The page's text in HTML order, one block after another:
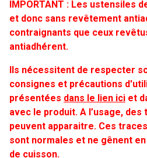
IMPORTANT : Les ustensiles
et donc sans revêtement
contraignants que ceux
antiadhérent.
Ils nécessitent de respecter
consignes et précautions
présentées dans le lien ici et
avec le produit. A l’usage,
peuvent apparaitre. Ces
sont normales et ne gênent
de cuisson.